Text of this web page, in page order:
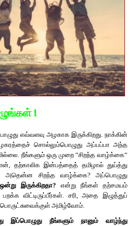
!
எவ்வளவு அழகாக இருக்கிறது. நாக்கின்
சொல்லும்பொழுது அப்பப்பா அந்த
நீங்களும் ஒரு முறை“சிறந்த வாழ்க்கை“
தற்காலிக இன்பத்தைத் தமிழால் துய்த்து
அதென்ன சிறந்த வாழ்க்கை?அப்பொழுது
இருக்கிறதா?
என்று நீங்கள் தற்சமயம்
விட்டிருப்பீர்கள். சரி ,அதை இழுத்துப்
பொருட்சுவைக்குள் அமிழ்வோம்.
இப்பொழுது நீங்களும் நானும் வாழ்ந்து